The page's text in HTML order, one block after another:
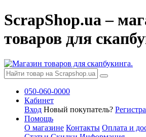
ScrapShop.ua –
товаров для
050-060-0000
Кабинет
Вход Новый покупатель?
Помощь
О магазине Контакты Оплата и